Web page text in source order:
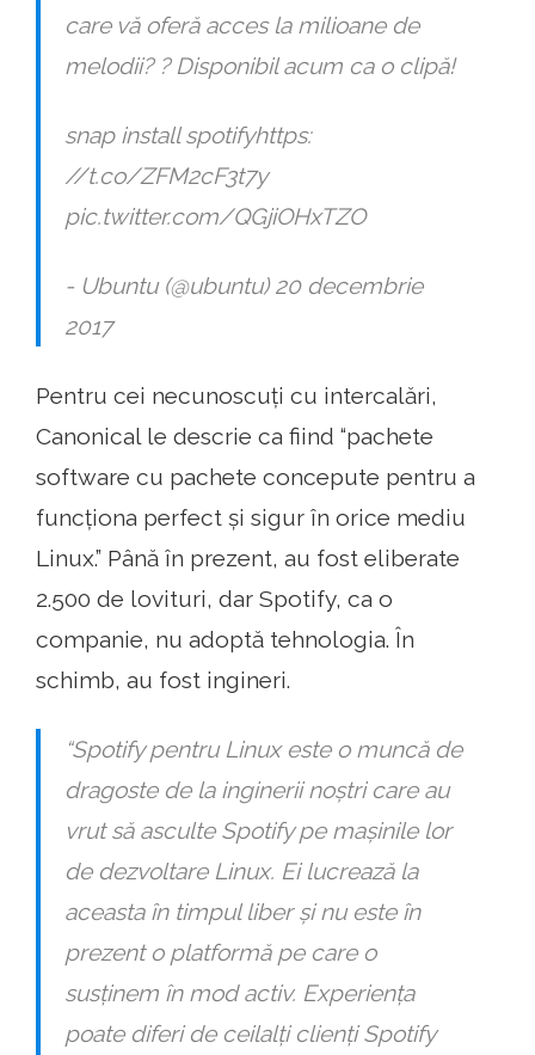
care vă oferă acces la milioane de
melodii? ? Disponibil acum ca o clipă!
snap install spotifyhttps:
//t.co/ZFM2cF3t7y
pic.twitter.com/QGjiOHxTZO
- Ubuntu (@ubuntu) 20 decembrie
2017
Pentru cei necunoscuți cu intercalări,
Canonical le descrie ca fiind “pachete
software cu pachete concepute pentru a
funcționa perfect și sigur în orice mediu
Linux.” Până în prezent, au fost eliberate
2.500 de lovituri, dar Spotify, ca o
companie, nu adoptă tehnologia. În
schimb, au fost ingineri.
“Spotify pentru Linux este o muncă de
dragoste de la inginerii noștri care au
vrut să asculte Spotify pe mașinile lor
de dezvoltare Linux. Ei lucrează la
aceasta în timpul liber și nu este în
prezent o platformă pe care o
susținem în mod activ. Experiența
poate diferi de ceilalți clienți Spotify